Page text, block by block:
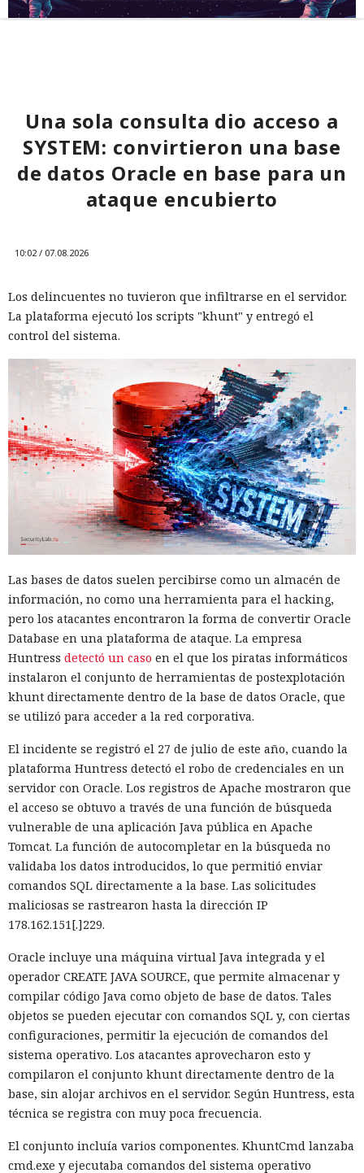
Una sola consulta dio acceso a
SYSTEM: convirtieron una base
de datos Oracle en base para un
ataque encubierto
10:02 / 07.08.2026
Los delincuentes no tuvieron que infiltrarse en el servidor.
La plataforma ejecutó los scripts "khunt" y entregó el
control del sistema.
Las bases de datos suelen percibirse como un almacén de
información, no como una herramienta para el hacking,
pero los atacantes encontraron la forma de convertir Oracle
Database en una plataforma de ataque. La empresa
Huntress detectó un caso en el que los piratas informáticos
instalaron el conjunto de herramientas de postexplotación
khunt directamente dentro de la base de datos Oracle, que
se utilizó para acceder a la red corporativa.
El incidente se registró el 27 de julio de este año, cuando la
plataforma Huntress detectó el robo de credenciales en un
servidor con Oracle. Los registros de Apache mostraron que
el acceso se obtuvo a través de una función de búsqueda
vulnerable de una aplicación Java pública en Apache
Tomcat. La función de autocompletar en la búsqueda no
validaba los datos introducidos, lo que permitió enviar
comandos SQL directamente a la base. Las solicitudes
maliciosas se rastrearon hasta la dirección IP
178.162.151[.]229.
Oracle incluye una máquina virtual Java integrada y el
operador CREATE JAVA SOURCE, que permite almacenar y
compilar código Java como objeto de base de datos. Tales
objetos se pueden ejecutar con comandos SQL y, con ciertas
configuraciones, permitir la ejecución de comandos del
sistema operativo. Los atacantes aprovecharon esto y
compilaron el conjunto khunt directamente dentro de la
base, sin alojar archivos en el servidor. Según Huntress, esta
técnica se registra con muy poca frecuencia.
El conjunto incluía varios componentes. KhuntCmd lanzaba
cmd.exe y ejecutaba comandos del sistema operativo